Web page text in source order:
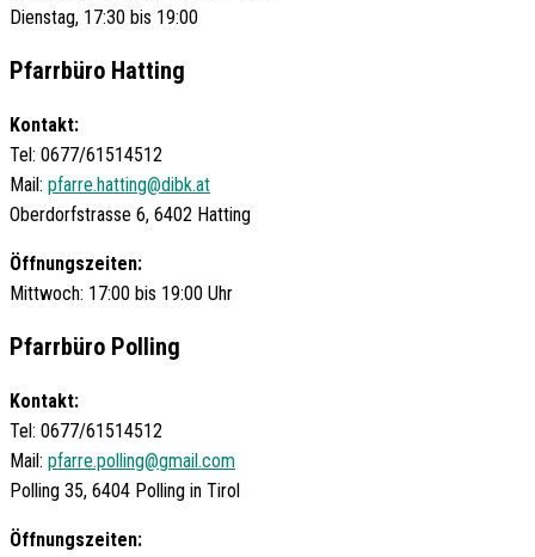
Dienstag, 17:30 bis 19:00
Pfarrbüro Hatting
Kontakt:
Tel: 0677/61514512
Mail: pfarre.hatting@dibk.at
Oberdorfstrasse 6, 6402 Hatting
Öffnungszeiten:
Mittwoch: 17:00 bis 19:00 Uhr
Pfarrbüro Polling
Kontakt:
Tel: 0677/61514512
Mail: pfarre.polling@gmail.com
Polling 35, 6404 Polling in Tirol
Öffnungszeiten: